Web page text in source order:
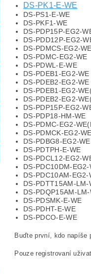
DS-PK1-E-WE
DS-PS1-E-WE
DS-PKF1-WE
DS-PDP15P-EG2-
DS-PDD12P-EG2-
DS-PDMCS-EG2-WE
DS-PDMC-EG2-WE
DS-PDWL-E-WE
DS-PDEB1-EG2-WE
DS-PDEB2-EG2-WE
DS-PDEB1-EG2-
DS-PDEB2-EG2-
DS-PDP15P-EG2-
DS-PDP18-HM-WE
DS-PDMC-EG2-
DS-PDMCK-EG2-
DS-PDBG8-EG2-WE
DS-PDTPH-E-WE
DS-PDCL12-EG2-
DS-PDC10DM-EG2-
DS-PDC10AM-EG2-
DS-PDTT15AM-LM-
DS-PDQP15AM-LM-
DS-PDSMK-E-WE
DS-PDHT-E-WE
DS-PDCO-E-WE
Buďte první, kdo napíše
Pouze registrovaní